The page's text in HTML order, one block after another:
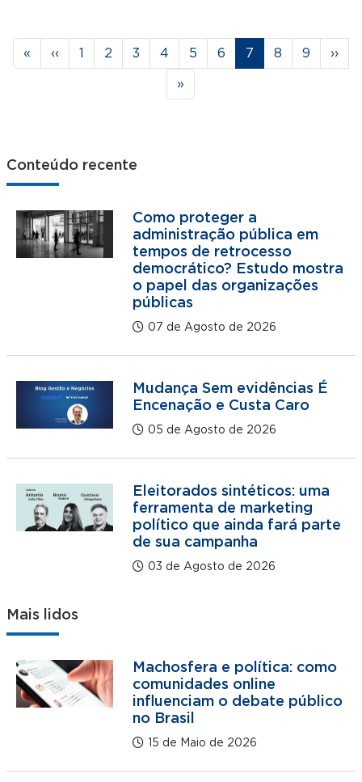
Paginação
Primeira página
« Página anterior
‹‹ Página
1 Página
2 Página
3 Página
4 Página
5 Página
6 Página
7 Página
8 Página
9 ››
Última página
»
Conteúdo recente
Como proteger a
administração pública em
tempos de retrocesso
democrático? Estudo mostra
o papel das organizações
públicas
07 de Agosto de 2026
Mudança Sem evidências É
Encenação e Custa Caro
05 de Agosto de 2026
Eleitorados sintéticos: uma
ferramenta de marketing
político que ainda fará parte
de sua campanha
03 de Agosto de 2026
Mais lidos
Machosfera e política: como
comunidades online
influenciam o debate público
no Brasil
15 de Maio de 2026